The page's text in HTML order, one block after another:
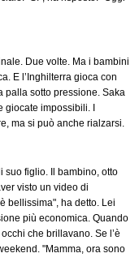
Due volte. Ma i bambini
E l’Inghilterra gioca con
palla sotto pressione. Saka
impossibili. I
ma si può anche rialzarsi.
suo figlio. Il bambino, otto
visto un video di
bellissima", ha detto. Lei
più economica. Quando
che brillavano. Se l’è
"Mamma, ora sono